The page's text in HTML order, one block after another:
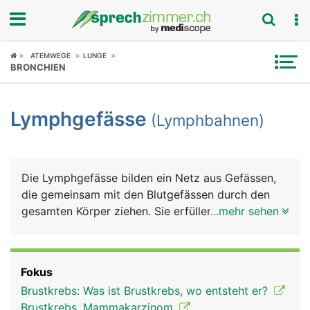
Fokus
Symptome
News
Rubriken
ATEMWEGE LUNGE
BRONCHIEN
Lymphgefässe (Lymphbahnen)
Die Lymphgefässe bilden ein Netz aus Gefässen,
die gemeinsam mit den Blutgefässen durch den
gesamten Körper ziehen. Sie erfüllen drei wichtige
Immunsystems. Die Lymphe ist das
Gewebewasser, das aus den feinsten Blutgefässen
...mehr sehen
Fokus
Brustkrebs: Was ist Brustkrebs, wo entsteht er?
Brustkrebs, Mammakarzinom